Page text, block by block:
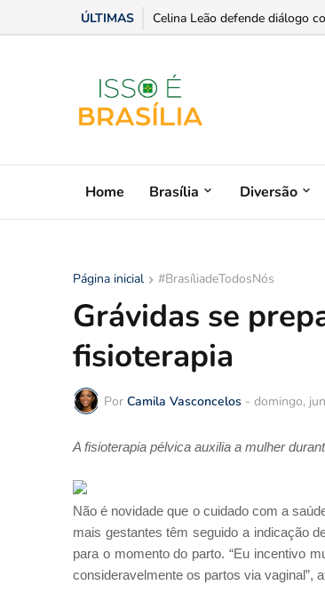
ÚLTIMAS Celina Leão defende diálogo
Home Brasília Diversão
Página inicial #BrasíliadeTodosNós
Grávidas se
fisioterapia
Por Camila Vasconcelos - domingo,
A fisioterapia pélvica auxilia a mulher
Não é novidade que o cuidado com a
mais gestantes têm seguido a indicação
para o momento do parto. “Eu incentivo
consideravelmente os partos via vaginal”,